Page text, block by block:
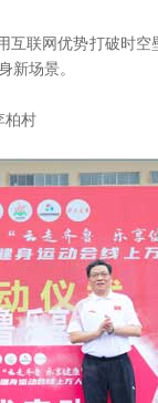
网优势打破时空
新场景。
村